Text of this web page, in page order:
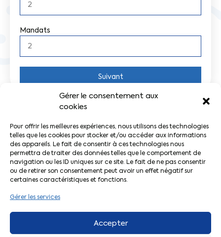
Gérer le consentement aux
cookies
Pour offrir les meilleures expériences, nous utilisons des technologies
telles que les cookies pour stocker et/ou accéder aux informations
des appareils. Le fait de consentir à ces technologies nous
permettra de traiter des données telles que le comportement de
navigation ou les ID uniques sur ce site. Le fait de ne pas consentir
ou de retirer son consentement peut avoir un effet négatif sur
certaines caractéristiques et fonctions.
Gérer les services
Accepter
Mandats
Suivant
PRÉCÉDENT
Exécution du contrat de travail
SUIVANT